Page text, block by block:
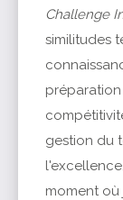
Challenge
similitudes
gestion du
moment